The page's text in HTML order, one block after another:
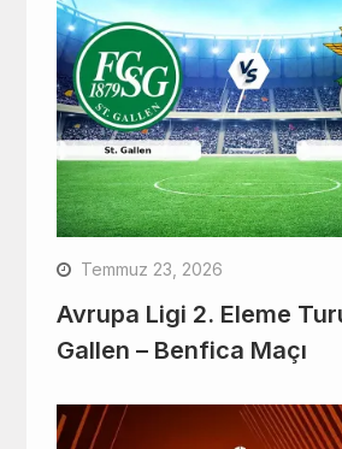
Temmuz 23, 2026
Avrupa Ligi 2. Eleme
Gallen – Benfica Maçı